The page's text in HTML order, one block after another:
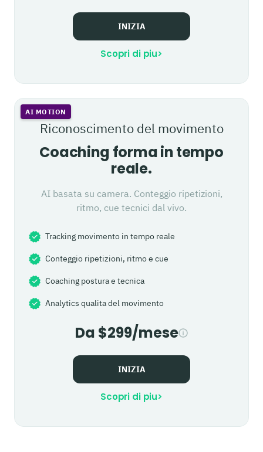
INIZIA
Scopri di piu>
AI MOTION
Riconoscimento del movimento
Coaching forma in tempo
reale.
AI basata su camera. Conteggio ripetizioni,
ritmo, cue tecnici dal vivo.
Tracking movimento in tempo reale
Conteggio ripetizioni, ritmo e cue
Coaching postura e tecnica
Analytics qualita del movimento
Da $299/mese
INIZIA
Scopri di piu>